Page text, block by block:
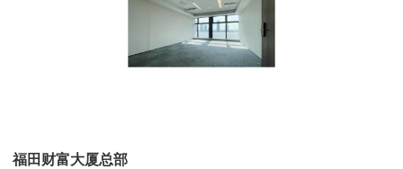
福田财富大厦总部